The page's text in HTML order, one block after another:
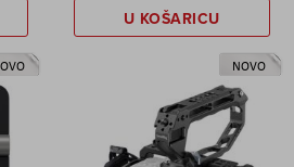
U KOŠARICU
NOVO